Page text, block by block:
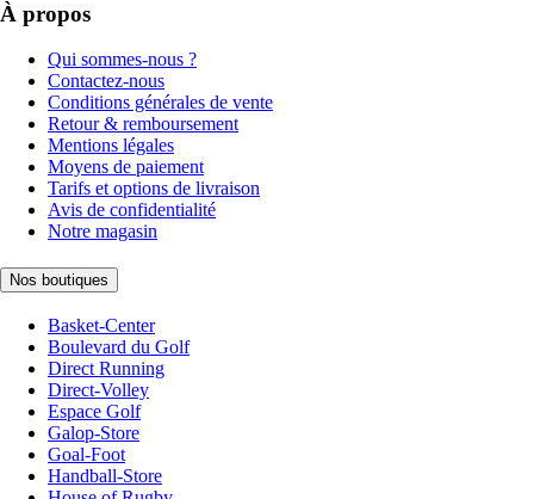
À propos
Qui sommes-nous ?
Contactez-nous
Conditions générales de vente
Retour & remboursement
Mentions légales
Moyens de paiement
Tarifs et options de livraison
Avis de confidentialité
Notre magasin
Nos boutiques
Basket-Center
Boulevard du Golf
Direct Running
Direct-Volley
Espace Golf
Galop-Store
Goal-Foot
Handball-Store